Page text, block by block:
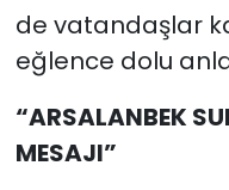
de vatandaşlar
eğlence dolu
“ARSALANBEK
MESAJI”